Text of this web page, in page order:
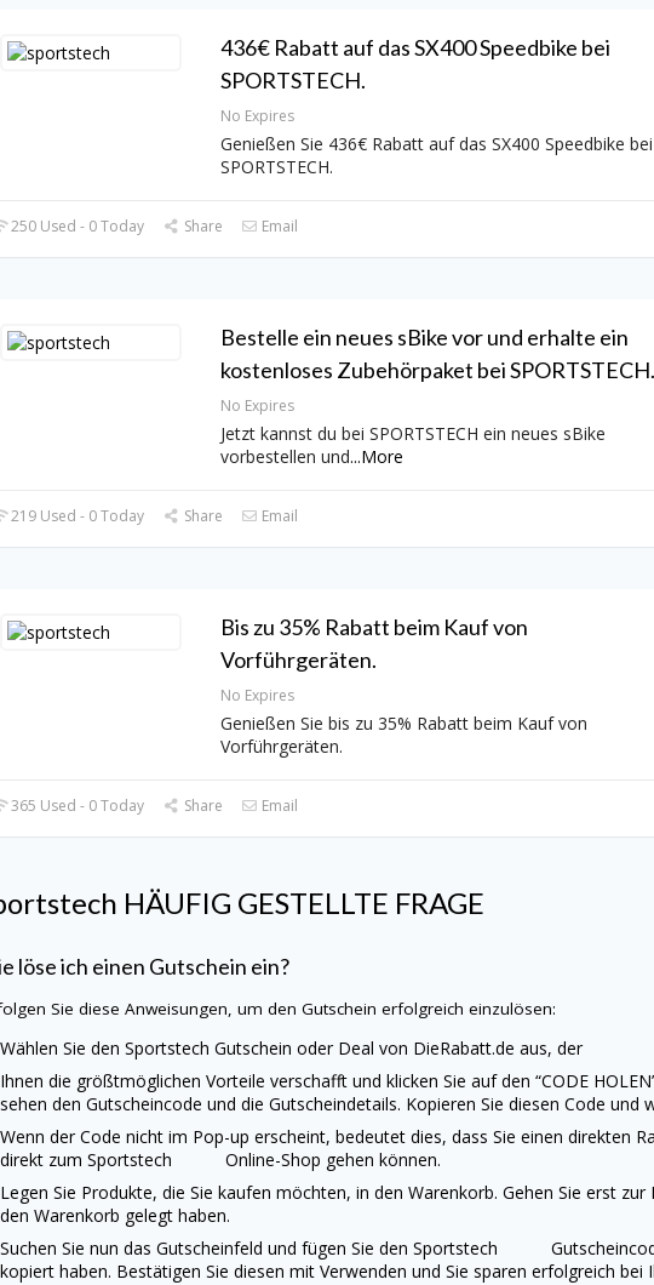
436€ Rabatt auf das SX400 Speedbike bei
SPORTSTECH.
No Expires
Genießen Sie 436€ Rabatt auf das SX400 Speedbike bei
SPORTSTECH.
250 Used - 0 Today Share Email
Bestelle ein neues sBike vor und erhalte ein
kostenloses Zubehörpaket bei SPORTSTECH.
No Expires
Jetzt kannst du bei SPORTSTECH ein neues sBike
vorbestellen und...More
219 Used - 0 Today Share Email
Bis zu 35% Rabatt beim Kauf von
Vorführgeräten.
No Expires
Genießen Sie bis zu 35% Rabatt beim Kauf von
Vorführgeräten.
365 Used - 0 Today Share Email
HÄUFIG GESTELLTE FRAGE
löse ich einen Gutschein ein?
Sie diese Anweisungen, um den Gutschein erfolgreich einzulösen:
Wählen Sie denSportstechGutschein oder Deal von DieRabatt.de aus, der
Ihnen die größtmöglichen Vorteile verschafft und klicken Sie auf den “CODE
sehen den Gutscheincode und die Gutscheindetails. Kopieren Sie diesen Code und
Wenn der Code nicht im Pop-up erscheint, bedeutet dies, dass Sie einen direkten
direkt zumSportstechOnline-Shop gehen können.
Legen Sie Produkte, die Sie kaufen möchten, in den Warenkorb. Gehen Sie erst
den Warenkorb gelegt haben.
Suchen Sie nun das Gutscheinfeld und fügen Sie denSportstech
kopiert haben. Bestätigen Sie diesen mit Verwenden und Sie sparen erfolgreich bei